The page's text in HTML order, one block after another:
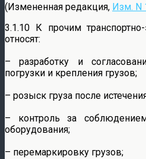
(Измененная редакция, Изм. N
3.1.10 К прочим
относят:
– разработку и
погрузки и крепления грузов;
– розыск груза после
– контроль за
оборудования;
– перемаркировку грузов;